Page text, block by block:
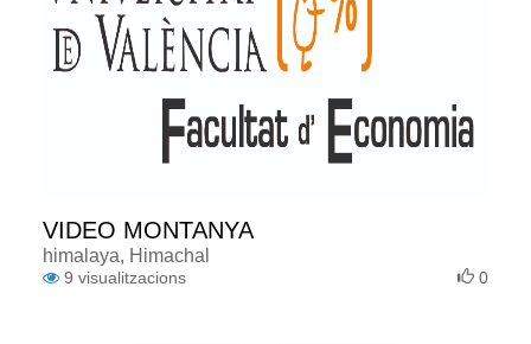
VIDEO MONTANYA
himalaya, Himachal
9 visualitzacions 0